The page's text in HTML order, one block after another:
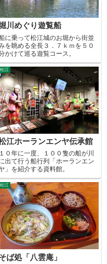
川めぐり遊覧船
に乗って松江城のお堀から街並
を眺める全長３．７ｋｍを５０
かけて巡る遊覧コース。
松江
江ホーランエンヤ伝承館
１０年に一度、１００隻の船が川
出て行う船行列「ホーランエン
」を紹介する資料館。
松江
ば処「八雲庵」